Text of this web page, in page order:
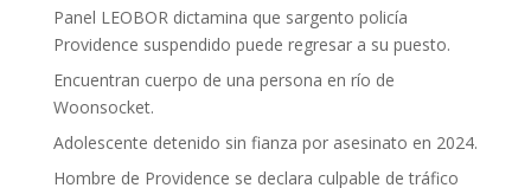
Panel LEOBOR dictamina que sargento policía
Providence suspendido puede regresar a su puesto.
Encuentran cuerpo de una persona en río de
Woonsocket.
Adolescente detenido sin fianza por asesinato en 2024.
Hombre de Providence se declara culpable de tráfico